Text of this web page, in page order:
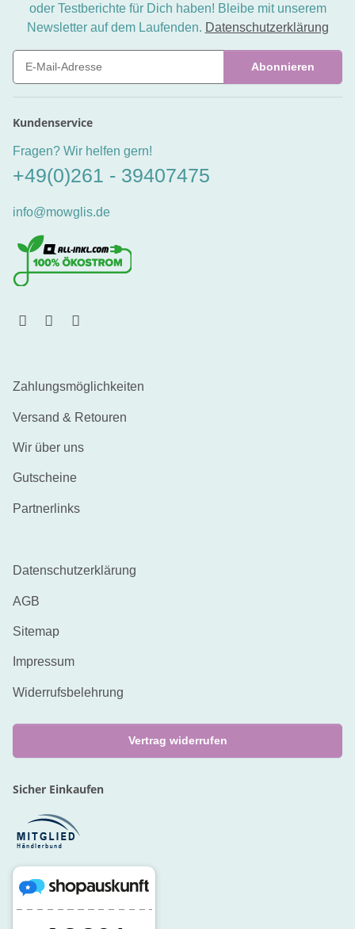
oder Testberichte für Dich haben! Bleibe mit unserem
Newsletter auf dem Laufenden. Datenschutzerklärung
Abonnieren
Kundenservice
Fragen? Wir helfen gern!
+49(0)261 - 39407475
info@mowglis.de
Zahlungsmöglichkeiten
Versand & Retouren
Wir über uns
Gutscheine
Partnerlinks
Datenschutzerklärung
AGB
Sitemap
Impressum
Widerrufsbelehrung
Vertrag widerrufen
Sicher Einkaufen